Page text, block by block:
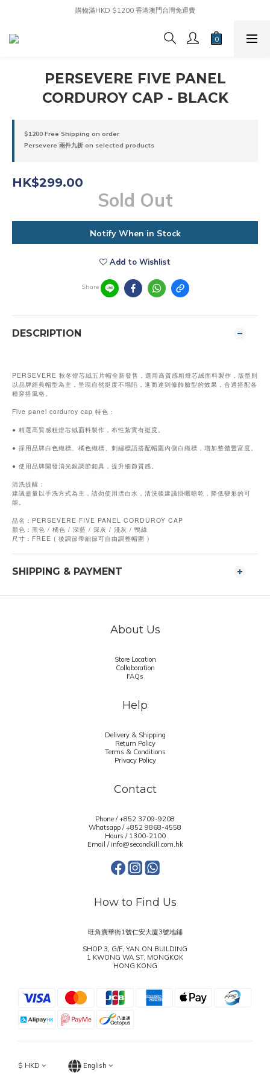
購物滿HKD $1200 香港澳門台灣免運費
PERSEVERE FIVE PANEL
CORDUROY CAP - BLACK
$1200 Free Shipping on order
Persevere 兩件九折 on selected products
HK$299.00
Sold Out
Notify When in Stock
Add to Wishlist
Share
DESCRIPTION
PERSEVERE 秋冬燈芯絨五片帽全新發售，選用高質感粗燈芯絨面料製作，版型則
以品牌經典帽型為主，呈現自然挺度不塌陷，進而達到修飾臉型的效果，合適搭配各
種穿搭風格。
Five panel corduroy cap 特色：
● 精選高質感粗燈芯絨面料製作，布性紮實有挺度。
● 採用品牌白色織標、橘色織標、刺繡標語搭配帽圍內側白織標，增加整體豐富度。
● 使用品牌開發消光銀調節釦具，提升細節質感。
清洗提醒：
建議盡量以手洗方式為主，請勿使用漂白水，清洗後建議掛曬晾乾，降低變形的可
能。
品名：PERSEVERE FIVE PANEL CORDUROY CAP
顏色：黑色 / 橘色 / 深藍 / 深灰 / 淺灰 / 鴨綠
尺寸：FREE ( 後調節帶細節可自由調整帽圍 )
SHIPPING & PAYMENT
About Us
Store Location
Collaboration
FAQs
Help
Delivery & Shipping
Return Policy
Terms & Conditions
Privacy Policy
Contact
Phone / +852 3709-9208
Whatsapp /+852 9868-4558
Hours / 1300-2100
Email / info@secondkill.com.hk
How to Find Us
旺角廣華街1號仁安大廈3號地鋪
SHOP 3, G/F, YAN ON BUILDING
1 KWONG WA ST, MONGKOK
HONG KONG
$ HKD English